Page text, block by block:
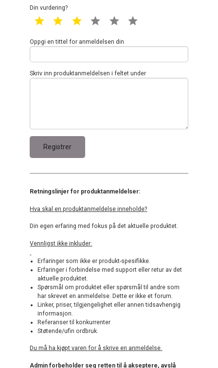
Din vurdering?
1 star 2 star 3 star 4 star 5 star
Oppgi en tittel for anmeldelsen din
Skriv inn produktanmeldelsen i feltet under
Retningslinjer for produktanmeldelser:
Hva skal en produktanmeldelse inneholde?
Din egen erfaring med fokus på det aktuelle produktet.
Vennligst ikke inkluder:
Erfaringer som ikke er produkt-spesifikke.
Erfaringer i forbindelse med support eller retur av det
aktuelle produktet.
Spørsmål om produktet eller spørsmål til andre som
har skrevet en anmeldelse. Dette er ikke et forum.
Linker, priser, tilgjengelighet eller annen tidsavhengig
informasjon.
Referanser til konkurrenter
Støtende/ufin ordbruk.
Du må ha kjøpt varen for å skrive en anmeldelse.
Admin forbeholder seg retten til å akseptere, avslå